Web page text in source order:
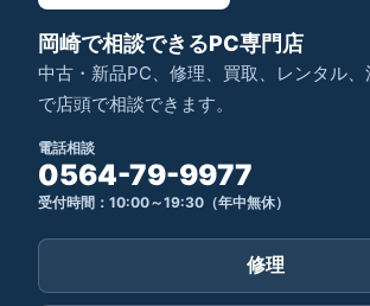
岡崎で相談できるPC専門店
中古・新品PC、修理、買取、レンタル、
で店頭で相談できます。
電話相談
0564-79-9977
受付時間：10:00～19:30（年中無休）
修理